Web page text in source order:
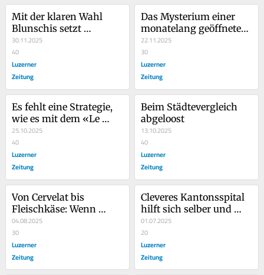
Mit der klaren Wahl
Blunschis setzt
Emmens Bevölkerung
auf Kontinuität
30.11.2025
40
Luzerner
Zeitung
Das Mysterium einer
monatelang geöffneten
Balkontüre – im Winter
22.11.2025
30
Luzerner
Zeitung
Es fehlt eine Strategie,
wie es mit dem «Le
Théâtre» in Emmen
weitergehen soll
25.10.2025
40
Luzerner
Zeitung
Beim Städtevergleich
abgeloost
13.10.2025
40
Luzerner
Zeitung
Von Cervelat bis
Fleischkäse: Wenn
Häuser zu
kulinarischen
Spitznamen inspirieren
04.08.2025
30
Luzerner
Zeitung
Cleveres Kantonsspital
hilft sich selber und
bewahrt die SP vor
einem Gesichtsverlust
01.07.2025
20
Luzerner
Zeitung